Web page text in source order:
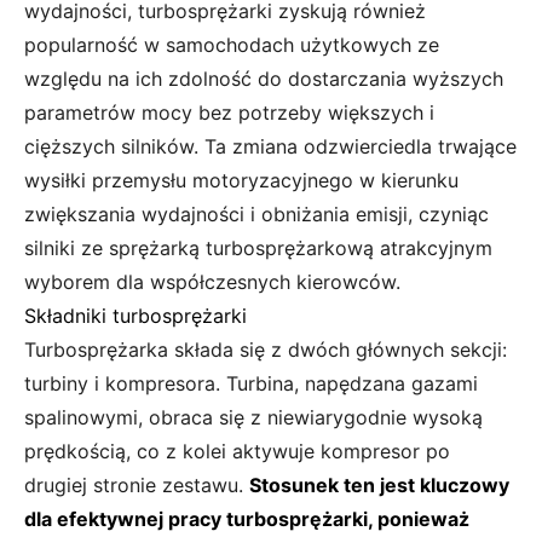
wydajności, turbosprężarki zyskują również
popularność w samochodach użytkowych ze
względu na ich zdolność do dostarczania wyższych
parametrów mocy bez potrzeby większych i
cięższych silników. Ta zmiana odzwierciedla trwające
wysiłki przemysłu motoryzacyjnego w kierunku
zwiększania wydajności i obniżania emisji, czyniąc
silniki ze sprężarką turbosprężarkową atrakcyjnym
wyborem dla współczesnych kierowców.
Składniki turbosprężarki
Turbosprężarka składa się z dwóch głównych sekcji:
turbiny i kompresora. Turbina, napędzana gazami
spalinowymi, obraca się z niewiarygodnie wysoką
prędkością, co z kolei aktywuje kompresor po
drugiej stronie zestawu. Stosunek ten jest kluczowy
dla efektywnej pracy turbosprężarki, ponieważ